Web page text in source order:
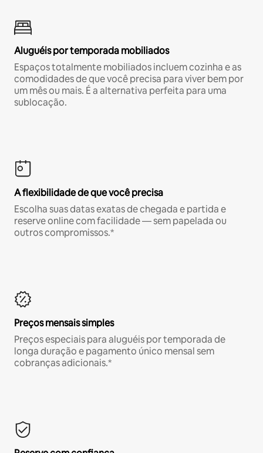
Aluguéis por temporada mobiliados
Espaços totalmente mobiliados incluem cozinha e as
comodidades de que você precisa para viver bem por
um mês ou mais. É a alternativa perfeita para uma
sublocação.
A flexibilidade de que você precisa
Escolha suas datas exatas de chegada e partida e
reserve online com facilidade — sem papelada ou
outros compromissos.*
Preços mensais simples
Preços especiais para aluguéis por temporada de
longa duração e pagamento único mensal sem
cobranças adicionais.*